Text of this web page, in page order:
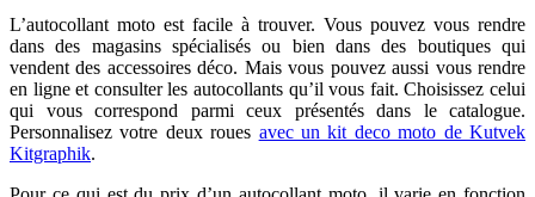
L’autocollant moto est facile à trouver. Vous pouvez vous rendre
dans des magasins spécialisés ou bien dans des boutiques qui
vendent des accessoires déco. Mais vous pouvez aussi vous rendre
en ligne et consulter les autocollants qu’il vous fait. Choisissez celui
qui vous correspond parmi ceux présentés dans le catalogue.
Personnalisez votre deux roues avec un kit deco moto de Kutvek
Kitgraphik.